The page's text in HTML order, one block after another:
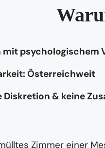
mit
Österreichweit
Diskretion & keine